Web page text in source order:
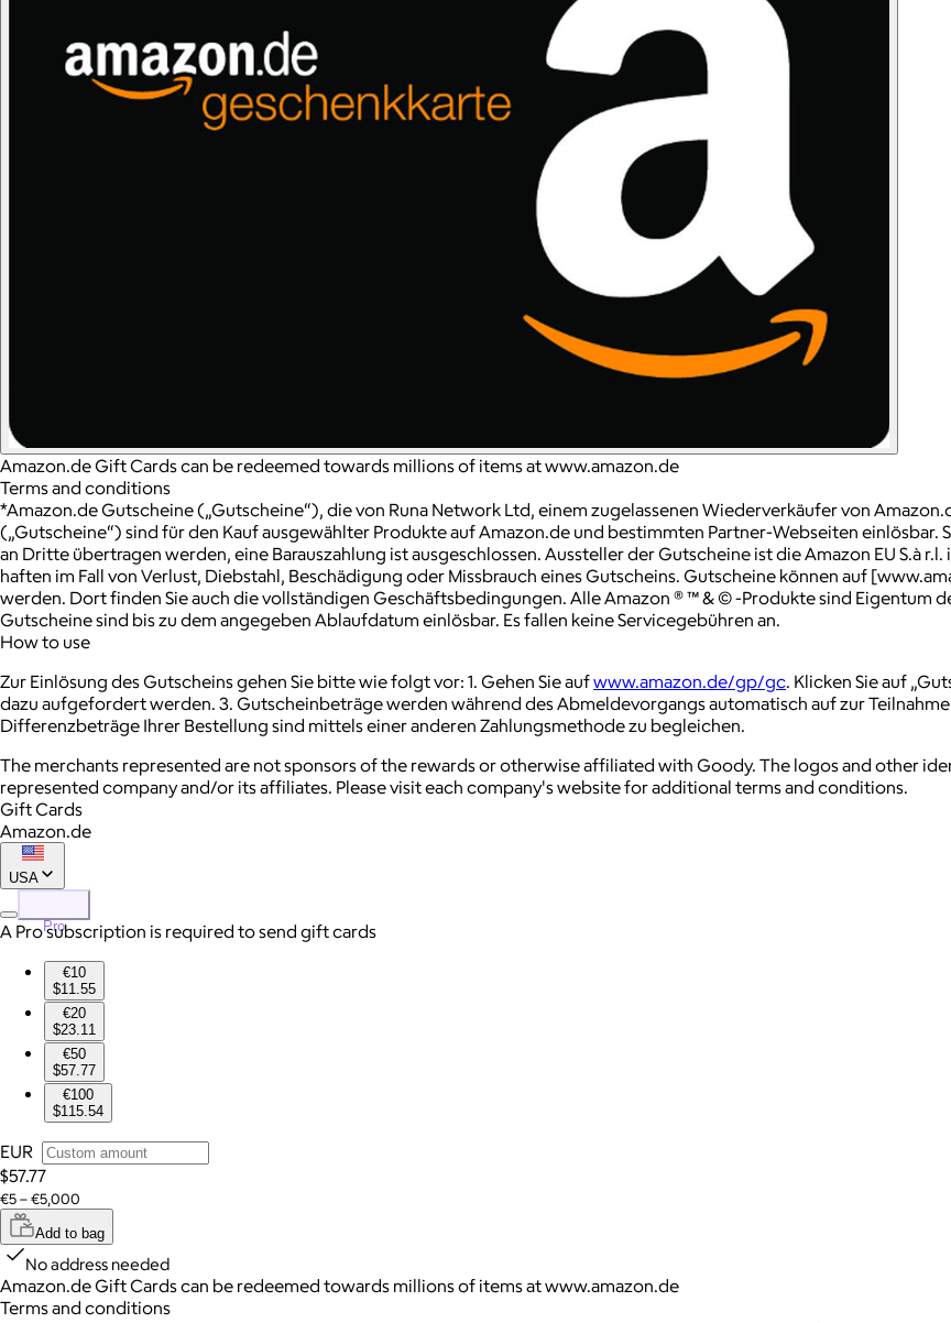
Amazon.de Gift Cards can be redeemed towards millions of items at www.amazon.de
Terms and conditions
*Amazon.de Gutscheine („Gutscheine“), die von Runa Network Ltd, einem zugelassenen Wiederverkäufer von
(„Gutscheine“) sind für den Kauf ausgewählter Produkte auf Amazon.de und bestimmten Partner-Webseiten
an Dritte übertragen werden, eine Barauszahlung ist ausgeschlossen. Aussteller der Gutscheine ist die Amazon EU S.à
haften im Fall von Verlust, Diebstahl, Beschädigung oder Missbrauch eines Gutscheins. Gutscheine können auf
werden. Dort finden Sie auch die vollständigen Geschäftsbedingungen. Alle Amazon ® ™ & © -Produkte sind Eigentum
Gutscheine sind bis zu dem angegeben Ablaufdatum einlösbar. Es fallen keine Servicegebühren an.
How to use
Zur Einlösung des Gutscheins gehen Sie bitte wie folgt vor: 1. Gehen Sie aufwww.amazon.de/gp/gc. Klicken Sie auf
dazu aufgefordert werden. 3. Gutscheinbeträge werden während des Abmeldevorgangs automatisch auf zur
Differenzbeträge Ihrer Bestellung sind mittels einer anderen Zahlungsmethode zu begleichen.
The merchants represented are not sponsors of the rewards or otherwise affiliated with Goody. The logos and other
represented company and/or its affiliates. Please visit each company's website for additional terms and conditions.
Gift Cards
Amazon.de
USA
Pro
A Pro subscription is required to send gift cards
€10
$11.55
€20
$23.11
€50
$57.77
€100
$115.54
EUR
$57.77
€5 – €5,000
Add to bag
No address needed
Amazon.de Gift Cards can be redeemed towards millions of items at www.amazon.de
Terms and conditions